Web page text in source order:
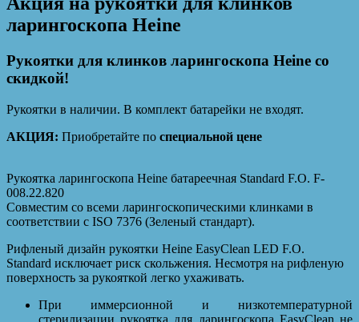
ларингоскопа Heine
Рукоятки для клинков ларингоскопа Heine со
скидкой!
Рукоятки в наличии. В комплект батарейки не входят.
АКЦИЯ: Приобретайте по специальной цене
Рукоятка ларингоскопа Heine батареечная Standard F.O. F-
008.22.820
Совместим со всеми ларингоскопическими клинками в
соответствии с ISO 7376 (Зеленый стандарт).
Рифленый дизайн рукоятки Heine EasyClean LED F.O.
Standard исключает риск скольжения. Несмотря на рифленую
поверхность за рукояткой легко ухаживать.
При иммерсионной и низкотемпературной
стерилизации рукоятка для ларингоскопа EasyClean не